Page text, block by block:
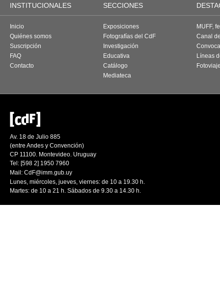
INSTITUCIONALES SECCIONES
Inicio
Quiénes somos
Suscripción
FAQ
Contacto
Exposiciones
Fotografías del CdF
Investigación
Educativa
Catálogo
Mediateca
MUFF,
Canal
Líneas
Av. 18 de Julio 885
(entre Andes y Convención)
CP 11100. Montevideo. Uruguay
Tel: [598 2] 1950 7960
Mail: CdF@imm.gub.uy
Lunes, miércoles, jueves, viernes: de 10 a 19.30 h.
Martes: de 10 a 21 h. Sábados de 9.30 a 14.30 h.